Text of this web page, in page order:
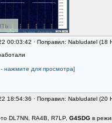
00:03:42 · Поправил: Nabludatel
нажмите для просмотра]
18:54:36 · Поправил: Nabludatel
DL7NN, RA4B, R7LP, G4SDG в